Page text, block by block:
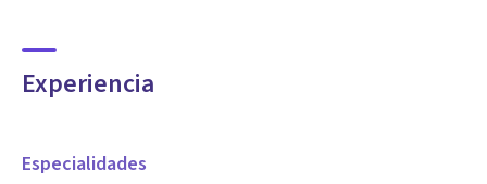
Experiencia
Especialidades